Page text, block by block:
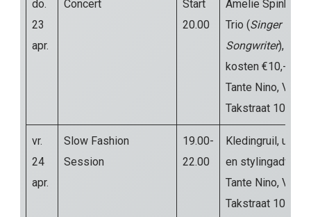
do.
23
apr.
Concert
Start
20.00
Amelie Spinks
Trio (Singer
Songwriter),
kosten €10,-
Tante Nino, Van
Takstraat 102b
vr.
24
apr.
Slow Fashion
Session
19.00-
22.00
Kledingruil,
en stylingadvies
Tante Nino, Van
Takstraat 102b